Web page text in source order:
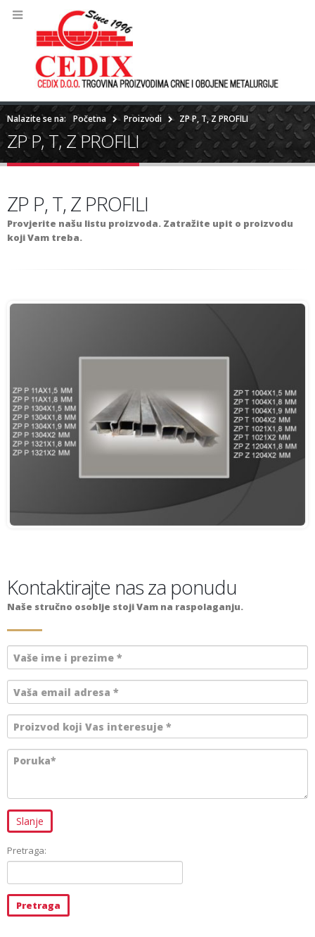
Nalazite se na: Početna Proizvodi ZP P, T, Z PROFILI
ZP P, T, Z PROFILI
ZP P, T, Z PROFILI
Provjerite našu listu proizvoda. Zatražite upit o proizvodu
koji Vam treba.
Kontaktirajte nas za ponudu
Naše stručno osoblje stoji Vam na raspolaganju.
Pretraga: